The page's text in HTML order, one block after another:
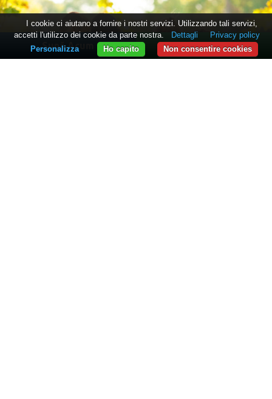
Sună Acum WhatsApp
I cookie ci aiutano a fornire i nostri servizi. Utilizzando tali servizi,
accetti l'utilizzo dei cookie da parte nostra.
Dettagli
Privacy policy
Non consentire cookies
Ho capito
Personalizza